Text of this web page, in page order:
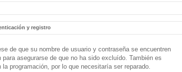
y registro
de que su nombre de usuario y contraseña se encuentren
asegurarse de que no ha sido excluído. También es
programación, por lo que necesitaría ser reparado.